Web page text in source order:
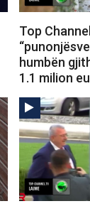
Top
humbën
1.1 milion